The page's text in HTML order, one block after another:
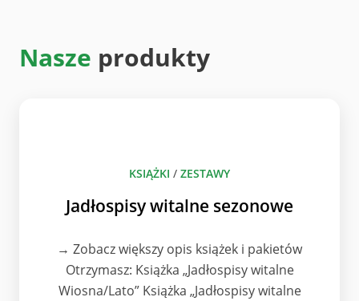
Nasze produkty
KSIĄŻKI / ZESTAWY
Jadłospisy witalne sezonowe
→ Zobacz większy opis książek i pakietów
Otrzymasz: Książka „Jadłospisy witalne
Wiosna/Lato” Książka „Jadłospisy witalne